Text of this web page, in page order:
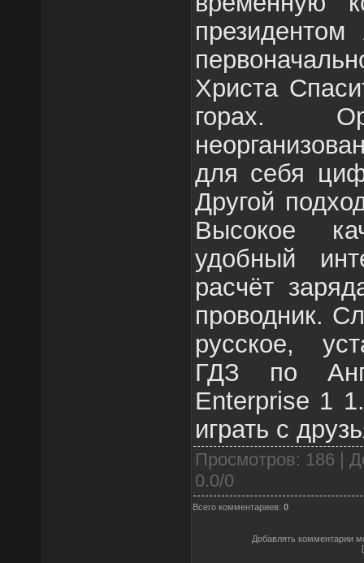
Христа
горах.
для себя
Другой
Высокое
удобный
расчёт
проводник.
русское,
ГДЗ по
Enterprise 1
играть с
Просмотров: 186 |
0.0/0
Всего комментариев: 0
Добавлять комментарии